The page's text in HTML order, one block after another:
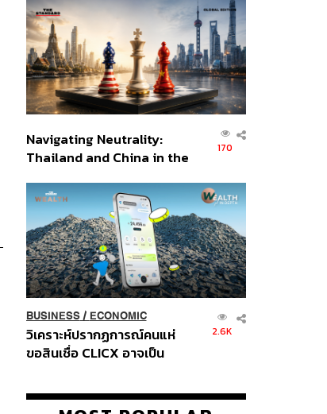
ส่วนยุทธศาสตร์ไทย –
อินโดนีเซีย
Navigating Neutrality:
Thailand and China in the
Order
170
BUSINESS/ ECONOMIC
วิเคราะห์ปรากฏการณ์คนแห่
ขอสินเชื่อ CLICX อาจเป็น
ปัญหาหนี้ครัวเรือนไทยที่ถูกซุก
2.6K